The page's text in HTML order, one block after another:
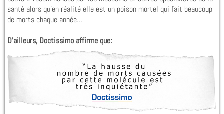
santé alors qu’en réalité elle est un poison mortel qui fait beaucoup
de morts chaque année…
D’ailleurs, Doctissimo affirme que: